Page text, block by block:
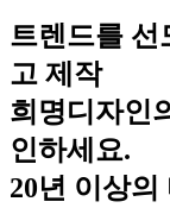
트렌드를 선
고 제작
희명디자인
인하세요.
20년 이상